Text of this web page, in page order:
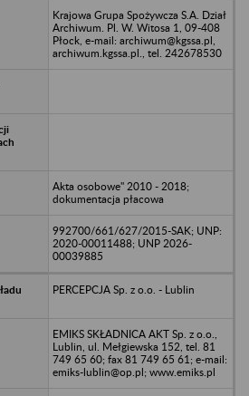
Krajowa Grupa Spożywcza S.A. Dział
Archiwum. Pl. W. Witosa 1, 09-408
Płock, e-mail: archiwum@kgssa.pl,
archiwum.kgssa.pl., tel. 242678530
Akta osobowe" 2010 - 2018;
dokumentacja płacowa
992700/661/627/2015-SAK; UNP:
2020-00011488; UNP 2026-
00039885
PERCEPCJA Sp. z o.o. - Lublin
EMIKS SKŁADNICA AKT Sp. z o.o.,
Lublin, ul. Mełgiewska 152, tel. 81
749 65 60; fax 81 749 65 61; e-mail:
emiks-lublin@op.pl; www.emiks.pl